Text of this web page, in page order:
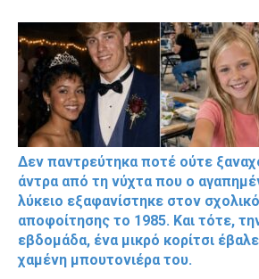
Δεν παντρεύτηκα ποτέ ούτε
άντρα από τη νύχτα που ο
λύκειο εξαφανίστηκε στον
αποφοίτησης το 1985. Και τότε,
εβδομάδα, ένα μικρό κορίτσι
χαμένη μπουτονιέρα του.